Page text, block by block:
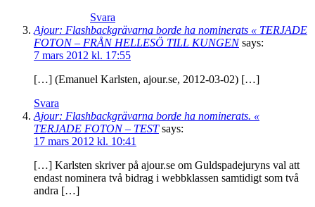
Svara
Ajour: Flashbackgrävarna borde ha nominerats « TERJADE
FOTON – FRÅN HELLESÖ TILL KUNGEN says:
7 mars 2012 kl. 17:55
[…] (Emanuel Karlsten, ajour.se, 2012-03-02) […]
Svara
Ajour: Flashbackgrävarna borde ha nominerats. «
TERJADE FOTON – TEST says:
17 mars 2012 kl. 10:41
[…] Karlsten skriver på ajour.se om Guldspadejuryns val att
endast nominera två bidrag i webbklassen samtidigt som två
andra […]